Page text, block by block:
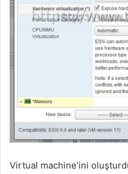
Virtual machine’ini